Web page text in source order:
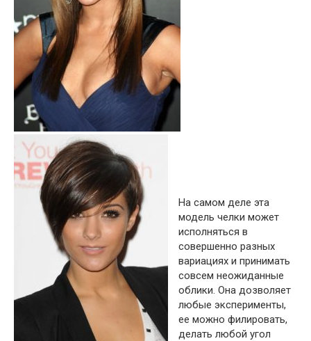
На самом деле эта
модель челки может
исполняться в
совершенно разных
вариациях и принимать
совсем неожиданные
облики. Она дозволяет
любые эксперименты,
ее можно филировать,
делать любой угол